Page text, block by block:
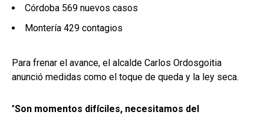
Córdoba 569 nuevos casos
Montería 429 contagios
Para frenar el avance, el alcalde Carlos Ordosgoitia
anunció medidas como el toque de queda y la ley seca.
"Son momentos difíciles, necesitamos del